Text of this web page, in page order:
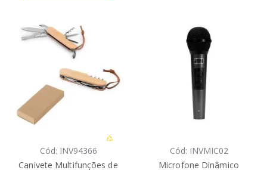
Cód: INV94366
Canivete Multifunções de
Cód: INVMIC02
Microfone Dinâmico